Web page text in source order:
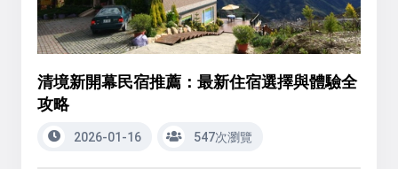
清境新開幕民宿推薦：最新住宿選擇與體驗全
攻略
2026-01-16 547次瀏覽